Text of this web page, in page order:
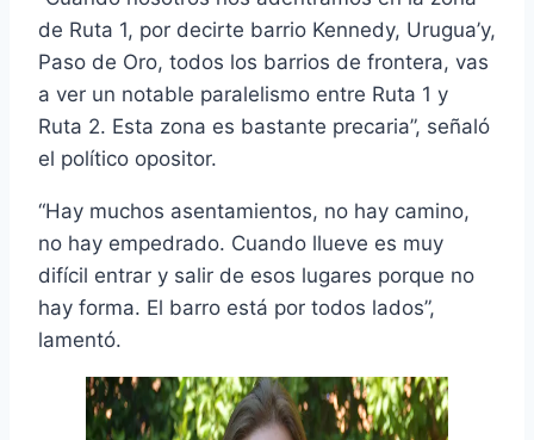
de Ruta 1, por decirte barrio Kennedy, Urugua’y,
Paso de Oro, todos los barrios de frontera, vas
a ver un notable paralelismo entre Ruta 1 y
Ruta 2. Esta zona es bastante precaria”, señaló
el político opositor.
“Hay muchos asentamientos, no hay camino,
no hay empedrado. Cuando llueve es muy
difícil entrar y salir de esos lugares porque no
hay forma. El barro está por todos lados”,
lamentó.